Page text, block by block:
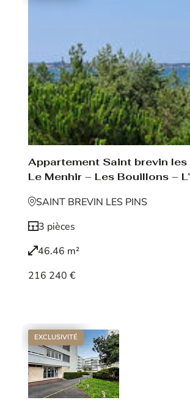
Appartement Saint brevin les
Le Menhir – Les Bouillons –
SAINT BREVIN LES PINS
3 pièces
46.46 m²
216 240 €
EXCLUSIVITÉ